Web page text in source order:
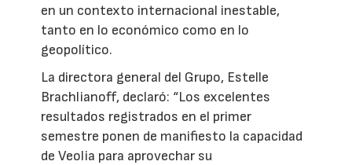
en un contexto internacional inestable,
tanto en lo económico como en lo
geopolítico.
La directora general del Grupo, Estelle
Brachlianoff, declaró: “Los excelentes
resultados registrados en el primer
semestre ponen de manifiesto la capacidad
de Veolia para aprovechar su